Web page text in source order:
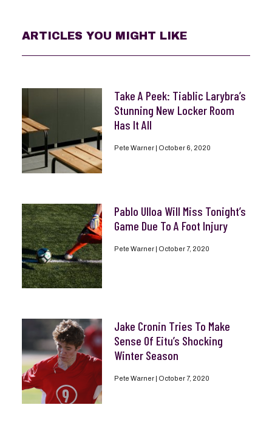
ARTICLES YOU MIGHT LIKE
Take A Peek: Tiablic Larybra’s
Stunning New Locker Room
Has It All
Pete Warner October 6, 2020
Pablo Ulloa Will Miss Tonight’s
Game Due To A Foot Injury
Pete Warner October 7, 2020
Jake Cronin Tries To Make
Sense Of Eitu’s Shocking
Winter Season
Pete Warner October 7, 2020